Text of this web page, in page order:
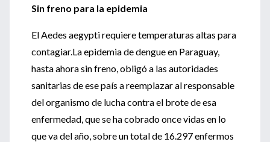
Sin freno para la epidemia
El Aedes aegypti requiere temperaturas altas para
contagiar.La epidemia de dengue en Paraguay,
hasta ahora sin freno, obligó a las autoridades
sanitarias de ese país a reemplazar al responsable
del organismo de lucha contra el brote de esa
enfermedad, que se ha cobrado once vidas en lo
que va del año, sobre un total de 16.297 enfermos